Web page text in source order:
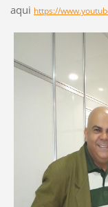
aqui https://